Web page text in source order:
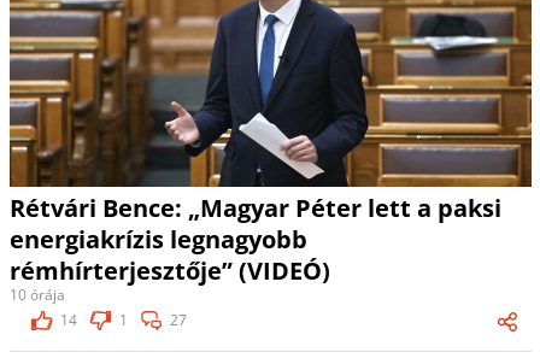
Rétvári Bence: „Magyar Péter lett a paksi
energiakrízis legnagyobb
rémhírterjesztője” (VIDEÓ)
10 órája
14
1 27